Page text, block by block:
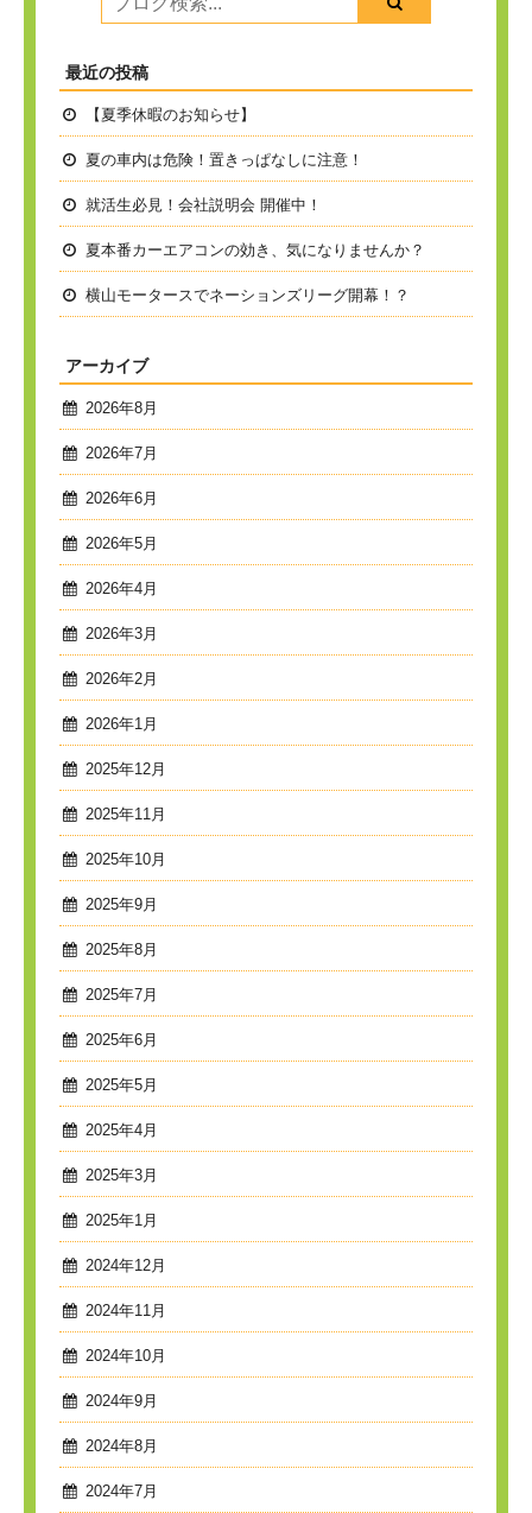
最近の投稿
【夏季休暇のお知らせ】
夏の車内は危険！置きっぱなしに注意！
就活生必見！会社説明会 開催中！
夏本番カーエアコンの効き、気になりませんか？
横山モータースでネーションズリーグ開幕！？
アーカイブ
2026年8月
2026年7月
2026年6月
2026年5月
2026年4月
2026年3月
2026年2月
2026年1月
2025年12月
2025年11月
2025年10月
2025年9月
2025年8月
2025年7月
2025年6月
2025年5月
2025年4月
2025年3月
2025年1月
2024年12月
2024年11月
2024年10月
2024年9月
2024年8月
2024年7月